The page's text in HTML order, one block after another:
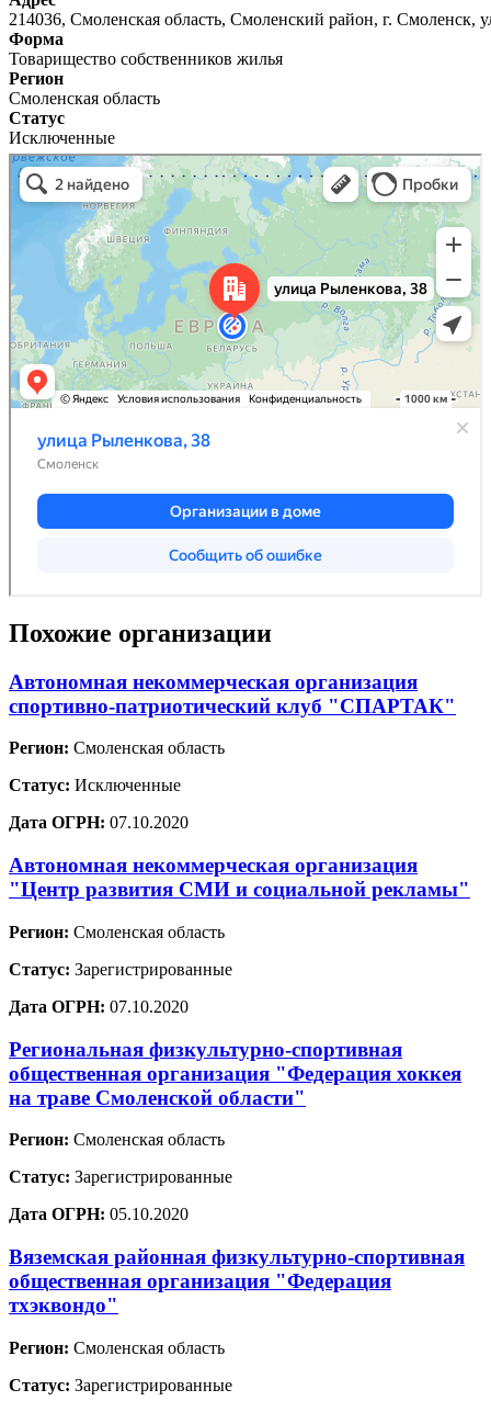
214036, Смоленская область, Смоленский район, г. Смоленск,
Форма
Товарищество собственников жилья
Регион
Смоленская область
Статус
Исключенные
Похожие организации
Автономная некоммерческая организация
спортивно-патриотический клуб "СПАРТАК"
Регион: Смоленская область
Статус: Исключенные
Дата ОГРН: 07.10.2020
Автономная некоммерческая организация
"Центр развития СМИ и социальной рекламы"
Регион: Смоленская область
Статус: Зарегистрированные
Дата ОГРН: 07.10.2020
Региональная физкультурно-спортивная
общественная организация "Федерация хоккея
на траве Смоленской области"
Регион: Смоленская область
Статус: Зарегистрированные
Дата ОГРН: 05.10.2020
Вяземская районная физкультурно-спортивная
общественная организация "Федерация
тхэквондо"
Регион: Смоленская область
Статус: Зарегистрированные